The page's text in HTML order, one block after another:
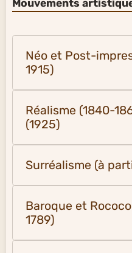
Mouvements
Néo et Post-
1915)
Réalisme (1840-
(1925)
Surréalisme (à
Baroque et
1789)